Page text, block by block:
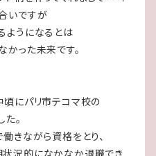
いですが
ようになるとは
った未来です。
にパリ市テコマ校の
。
きながら資格をとり、
況的になかなか退職でき